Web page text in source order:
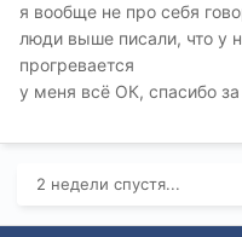
я вообще не про себя
люди выше писали, что у
прогревается
у меня всё ОК, спасибо за
2 недели спустя...